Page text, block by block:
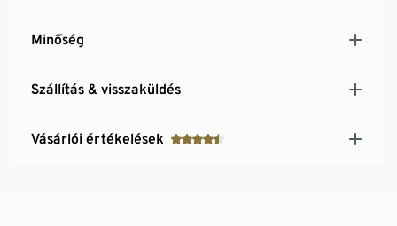
Minőség
Szállítás & visszaküldés
Vásárlói értékelések